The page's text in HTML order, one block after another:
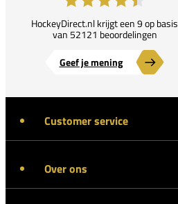
HockeyDirect.nl krijgt een 9 op basis
van 52121 beoordelingen
Geef je mening
Customer service
Over ons